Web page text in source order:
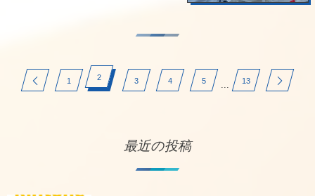
1 2 3 4 5 ... 13
最近の投稿